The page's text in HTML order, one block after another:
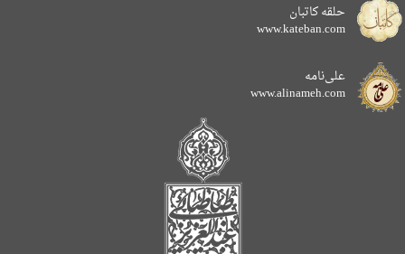
حلقه کاتبان
www.kateban.com
علی‌نامه
www.alinameh.com